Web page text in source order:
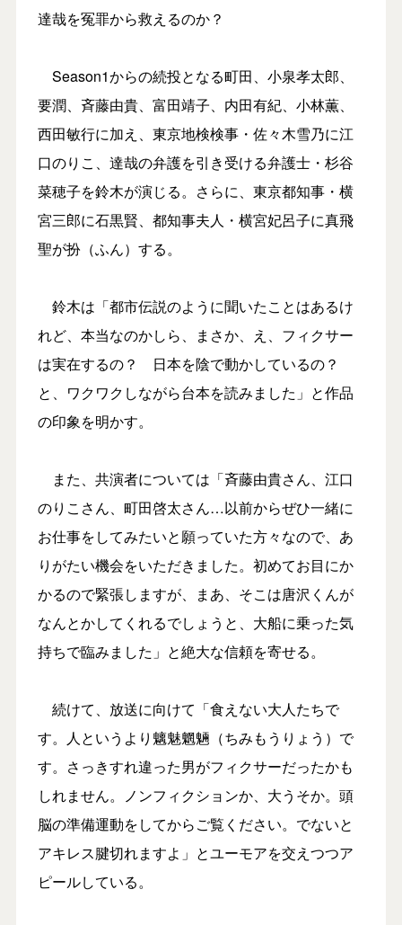
達哉を冤罪から救えるのか？
Season1からの続投となる町田、小泉孝太郎、
要潤、斉藤由貴、富田靖子、内田有紀、小林薫、
西田敏行に加え、東京地検検事・佐々木雪乃に江
口のりこ、達哉の弁護を引き受ける弁護士・杉谷
菜穂子を鈴木が演じる。さらに、東京都知事・横
宮三郎に石黒賢、都知事夫人・横宮妃呂子に真飛
聖が扮（ふん）する。
鈴木は「都市伝説のように聞いたことはあるけ
れど、本当なのかしら、まさか、え、フィクサー
は実在するの？ 日本を陰で動かしているの？
と、ワクワクしながら台本を読みました」と作品
の印象を明かす。
また、共演者については「斉藤由貴さん、江口
のりこさん、町田啓太さん…以前からぜひ一緒に
お仕事をしてみたいと願っていた方々なので、あ
りがたい機会をいただきました。初めてお目にか
かるので緊張しますが、まあ、そこは唐沢くんが
なんとかしてくれるでしょうと、大船に乗った気
持ちで臨みました」と絶大な信頼を寄せる。
続けて、放送に向けて「食えない大人たちで
す。人というより魑魅魍魎（ちみもうりょう）で
す。さっきすれ違った男がフィクサーだったかも
しれません。ノンフィクションか、大うそか。頭
脳の準備運動をしてからご覧ください。でないと
アキレス腱切れますよ」とユーモアを交えつつア
ピールしている。